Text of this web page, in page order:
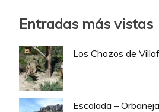
Entradas más vistas
Los Chozos de
Escalada –